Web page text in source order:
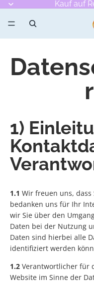
Kauf auf
1)
1.1 Wir freuen uns, dass
bedanken uns für Ihr
wir Sie über den
Daten bei der Nutzung
Daten sind hierbei alle
identifiziert werden
1.2 Verantwortlicher für
Website im Sinne der